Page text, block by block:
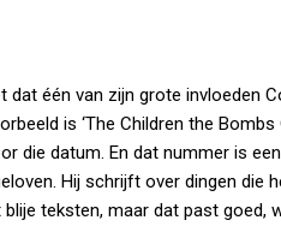
dat één van zijn grote invloeden
is ‘The Children the
die datum. En dat nummer is
Hij schrijft over dingen die
teksten, maar dat past goed,